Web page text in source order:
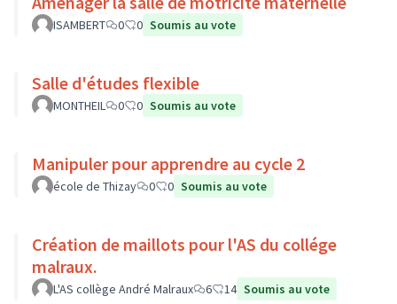
ISAMBERT 0 0 Soumis au vote
Salle d'études flexible
MONTHEIL 0 0 Soumis au vote
Manipuler pour apprendre au cycle 2
école de Thizay 0 0 Soumis au vote
Création de maillots pour l'AS du collége
malraux.
L'AS collège André Malraux 6 14 Soumis au vote